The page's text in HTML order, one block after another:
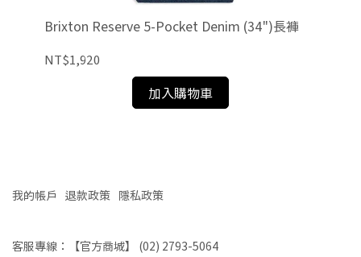
Brixton Reserve 5-Pocket Denim (34")長褲
NT$1,920
加入購物車
我的帳戶 退款政策 隱私政策
客服專線：【官方商城】 (02) 2793-5064